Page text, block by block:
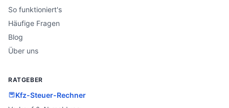
So funktioniert's
Häufige Fragen
Blog
Über uns
RATGEBER
Kfz-Steuer-Rechner